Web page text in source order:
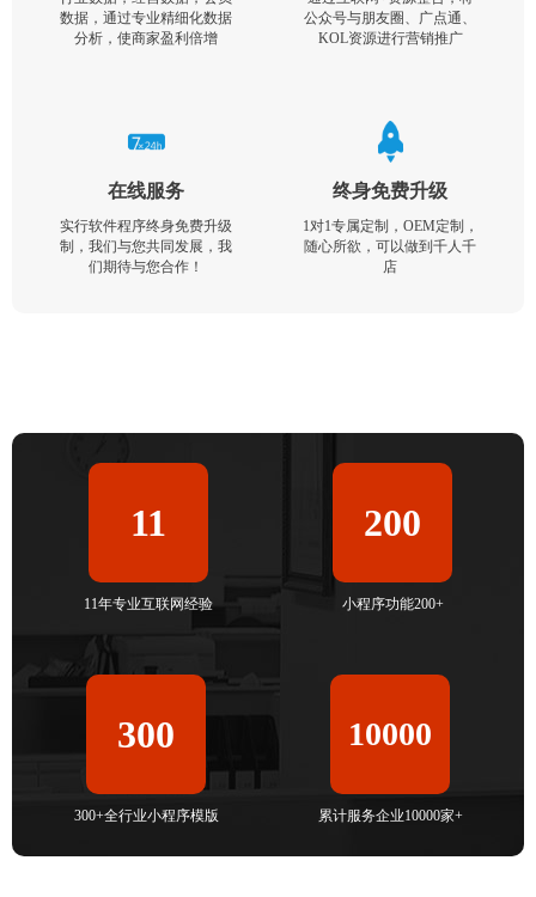
数据，通过专业精细化数据
分析，使商家盈利倍增
公众号与朋友圈、广点通、
KOL资源进行营销推广
在线服务
实行软件程序终身免费升级
制，我们与您共同发展，我
们期待与您合作！
终身免费升级
1对1专属定制，OEM定制，
随心所欲，可以做到千人千
店
11
11年专业互联网经验
200
小程序功能200+
300
300+全行业小程序模版
10000
累计服务企业10000家+